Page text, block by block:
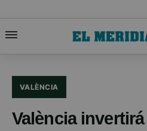
VALÈNCIA
València